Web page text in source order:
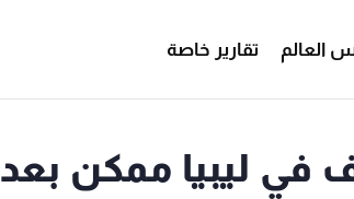
العالم تقارير خاصة
في ليبيا ممكن بعد